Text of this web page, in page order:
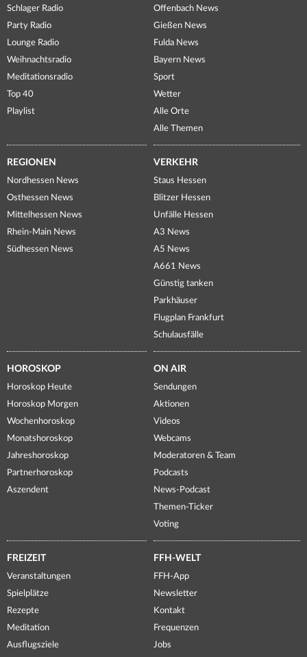
Schlager Radio
Party Radio
Lounge Radio
Weihnachtsradio
Meditationsradio
Top 40
Playlist
Offenbach News
Gießen News
Fulda News
Bayern News
Sport
Wetter
Alle Orte
Alle Themen
REGIONEN
Nordhessen News
Osthessen News
Mittelhessen News
Rhein-Main News
Südhessen News
VERKEHR
Staus Hessen
Blitzer Hessen
Unfälle Hessen
A3 News
A5 News
A661 News
Günstig tanken
Parkhäuser
Flugplan Frankfurt
Schulausfälle
HOROSKOP
Horoskop Heute
Horoskop Morgen
Wochenhoroskop
Monatshoroskop
Jahreshoroskop
Partnerhoroskop
Aszendent
ON AIR
Sendungen
Aktionen
Videos
Webcams
Moderatoren & Team
Podcasts
News-Podcast
Themen-Ticker
Voting
FREIZEIT
Veranstaltungen
Spielplätze
Rezepte
Meditation
Ausflugsziele
FFH-WELT
FFH-App
Newsletter
Kontakt
Frequenzen
Jobs